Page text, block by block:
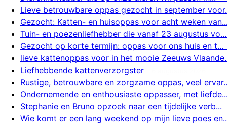
Lieve betrouwbare oppas gezocht in september
Gezocht: Katten- en huisoppas voor acht weken van...
Tuin- en poezenliefhebber die vanaf 23 augustus vo...
Gezocht op korte termijn: oppas voor ons huis en t...
lieve kattenoppas voor in het mooie Zeeuws
Liefhebbende kattenverzorgster
Rustige, betrouwbare en zorgzame oppas, veel
Ondernemende en enthousiaste oppasser, met liefde...
Stephanie en Bruno opzoek naar een tijdelijke verb...
Wie komt er een lang weekend op mijn lieve poes